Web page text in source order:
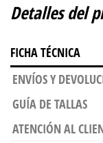
Detalles del
FICHA TÉCNICA
ENVÍOS Y
GUÍA DE TALLAS
ATENCIÓN AL